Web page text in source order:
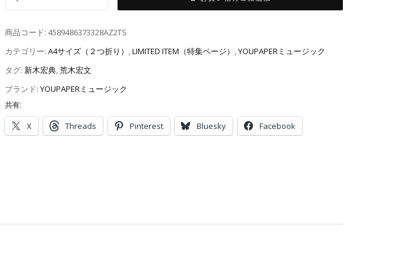
商品コード: 4589486373328AZ2TS
カテゴリー: A4サイズ（２つ折り） ,LIMITED ITEM（特集ページ） ,YOUPAPERミュージック
タグ: 新木宏典,荒木宏文
ブランド: YOUPAPERミュージック
共有:
X Threads Pinterest Bluesky Facebook